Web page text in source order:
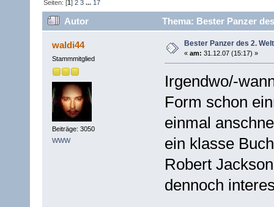
Seiten: [1]2 3 ... 17
Autor Thema: Bester Panzer
waldi44
Stammmitglied
Beiträge: 3050
WWW
Bester Panzer des 2.
« am: 31.12.07 (15:17) »
Irgendwo/-
Form schon
einmal
ein klasse
Robert
dennoch